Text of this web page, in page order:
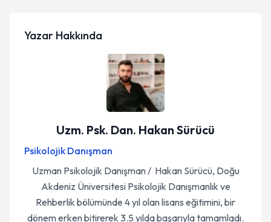
Yazar Hakkında
Uzm. Psk. Dan. Hakan Sürücü
Psikolojik Danışman
Uzman Psikolojik Danışman / Hakan Sürücü, Doğu
Akdeniz Üniversitesi Psikolojik Danışmanlık ve
Rehberlik bölümünde 4 yıl olan lisans eğitimini, bir
dönem erken bitirerek 3.5 yılda başarıyla tamamladı.